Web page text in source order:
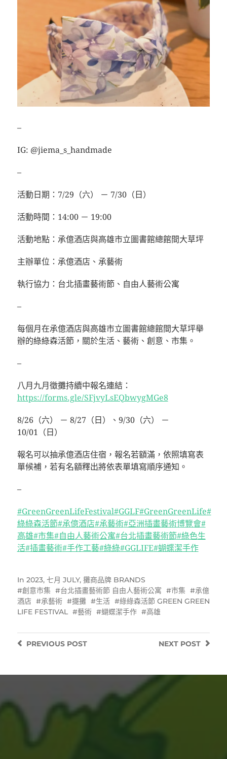
–
IG: @jiema_s_handmade
–
活動日期：7/29（六） － 7/30（日）
活動時間：14:00 － 19:00
活動地點：承億酒店與高雄市立圖書館總館間大草坪
主辦單位：承億酒店、承藝術
執行協力：台北插畫藝術節、自由人藝術公寓
–
每個月在承億酒店與高雄市立圖書館總館間大草坪舉
辦的綠綠森活節，關於生活、藝術、創意、市集。
–
八月九月徵攤持續中報名連結：
https://forms.gle/SFjvyLsEQbwygMGe8
8/26（六） － 8/27（日）、9/30（六） －
10/01（日）
報名可以抽承億酒店住宿，報名若額滿，依照填寫表
單候補，若有名額釋出將依表單填寫順序通知。
–
#GreenGreenLifeFestival#GGLF#GreenGreenLife#
綠綠森活節#承億酒店#承藝術#亞洲插畫藝術博覽會#
高雄#市集#自由人藝術公寓#台北插畫藝術節#綠色生
活#插畫藝術#手作工藝#綠綠#GGLIFE#蝴蝶潔手作
In 2023, 七月 JULY, 攤商品牌 BRANDS
創意市集
台北插畫藝術節 自由人藝術公寓 市集
承億
酒店
承藝術 擺攤 生活
綠綠森活節 GREEN GREEN
LIFE FESTIVAL
藝術 蝴蝶潔手作 高雄
NEXT POST
PREVIOUSPOST